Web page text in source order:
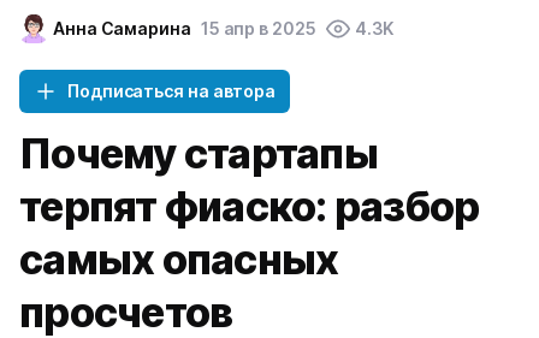
Анна Самарина 15 апр в 2025 4.3K
Подписаться на автора
Почему стартапы
терпят фиаско: разбор
самых опасных
просчетов